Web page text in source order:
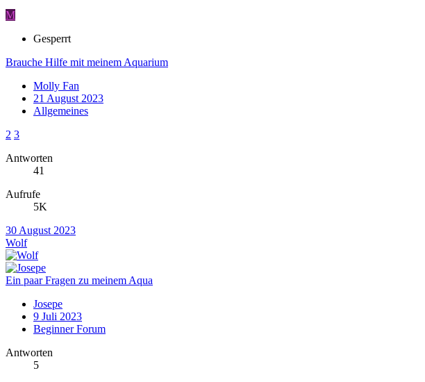
M
Gesperrt
Brauche Hilfe mit meinem Aquarium
Molly Fan
21 August 2023
Allgemeines
2 3
Antworten
41
Aufrufe
5K
30 August 2023
Wolf
Ein paar Fragen zu meinem Aqua
Josepe
9 Juli 2023
Beginner Forum
Antworten
5